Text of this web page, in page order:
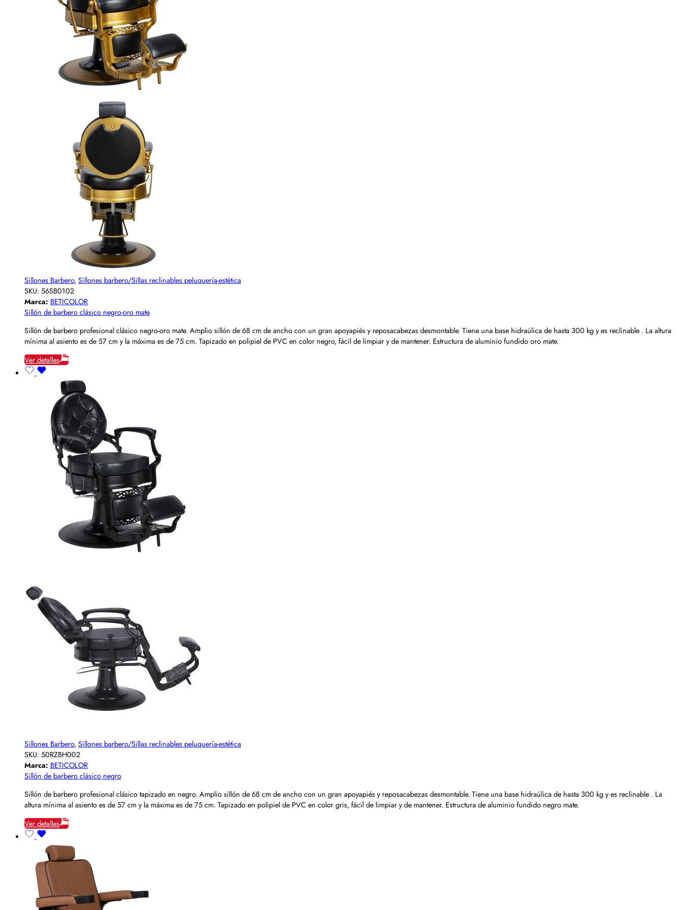
Sillones Barbero, Sillones barbero/Sillas reclinables peluquería-estética
SKU: 56SB0102
Marca: BETICOLOR
Sillón de barbero clásico negro-oro mate
Sillón de barbero profesional clásico negro-oro mate. Amplio sillón de 68 cm de ancho con un gran apoyapiés y reposacabezas desmontable. Tiene una base hidraúlica de hasta 300 kg y es reclinable . La altura
mínima al asiento es de 57 cm y la máxima es de 75 cm. Tapizado en polipiel de PVC en color negro, fácil de limpiar y de mantener. Estructura de aluminio fundido oro mate.
Ver detalles
Sillones Barbero, Sillones barbero/Sillas reclinables peluquería-estética
SKU: 50RZBH002
Marca: BETICOLOR
Sillón de barbero clásico negro
Sillón de barbero profesional clásico tapizado en negro. Amplio sillón de 68 cm de ancho con un gran apoyapiés y reposacabezas desmontable. Tiene una base hidraúlica de hasta 300 kg y es reclinable . La
altura mínima al asiento es de 57 cm y la máxima es de 75 cm. Tapizado en polipiel de PVC en color gris, fácil de limpiar y de mantener. Estructura de aluminio fundido negro mate.
Ver detalles